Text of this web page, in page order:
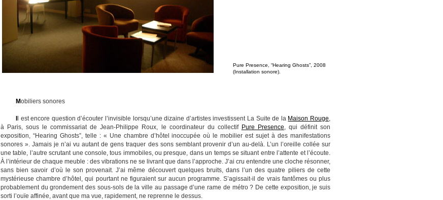
Pure Presence, “Hearing Ghosts”, 2008
(Installation sonore).
Mobiliers sonores
l est encore question d’écouter l’invisible lorsqu’une dizaine d’artistes investissent La Suite de la Maison Rouge,
à Paris, sous le commissariat de Jean-Philippe Roux, le coordinateur du collectif Pure Presence, qui définit son
exposition, “Hearing Ghosts”, telle : « Une chambre d’hôtel inoccupée où le mobilier est sujet à des manifestations
sonores ». Jamais je n’ai vu autant de gens traquer des sons semblant provenir d’un au-delà. L’un l’oreille collée sur
une table, l’autre scrutant une console, tous immobiles, ou presque, dans un temps se situant entre l’attente et l’écoute.
À l’intérieur de chaque meuble : des vibrations ne se livrant que dans l’approche. J’ai cru entendre une cloche résonner,
sans bien savoir d’où le son provenait. J’ai même découvert quelques bruits, dans l’un des quatre piliers de cette
mystérieuse chambre d’hôtel, qui pourtant ne figuraient sur aucun programme. S’agissait-il de vrais fantômes ou plus
probablement du grondement des sous-sols de la ville au passage d’une rame de métro ? De cette exposition, je suis
sorti l’ouïe affinée, avant que ma vue, rapidement, ne reprenne le dessus.